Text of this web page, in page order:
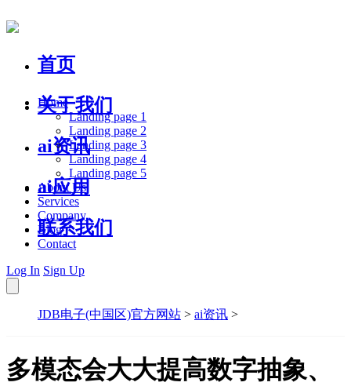
首页
关于我们
ai资讯
ai应用
联系我们
Home
Landing page 1
Landing page 2
Landing page 3
Landing page 4
Landing page 5
About Us
Services
Company
Blog
Contact
Log In Sign Up
JDB电子(中国区)官方网站 > ai资讯 >
多模态会大大提高数字抽象、